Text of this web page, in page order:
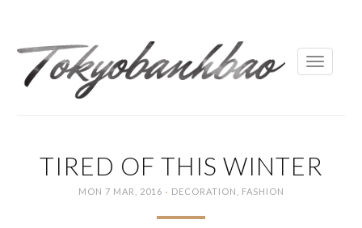
Toggle
TIRED OF THIS WINTER
MON 7 MAR, 2016 · DECORATION FASHION